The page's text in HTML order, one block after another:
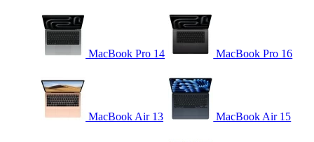
MacBook Pro 14 MacBook Pro 16
MacBook Air 13 MacBook Air 15